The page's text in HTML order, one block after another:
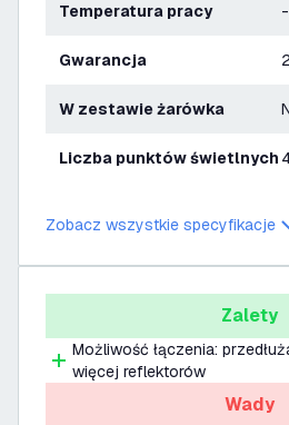
Temperatura pracy
Gwarancja
W zestawie żarówka
Liczba punktów świetlnych 4
Zobacz wszystkie specyfikacje
Zalety
Możliwość łączenia:
więcej reflektorów
Wady